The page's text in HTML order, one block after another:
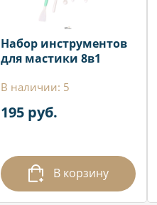
Набор инструментов
для мастики 8в1
В наличии: 5
195 руб.
В корзину